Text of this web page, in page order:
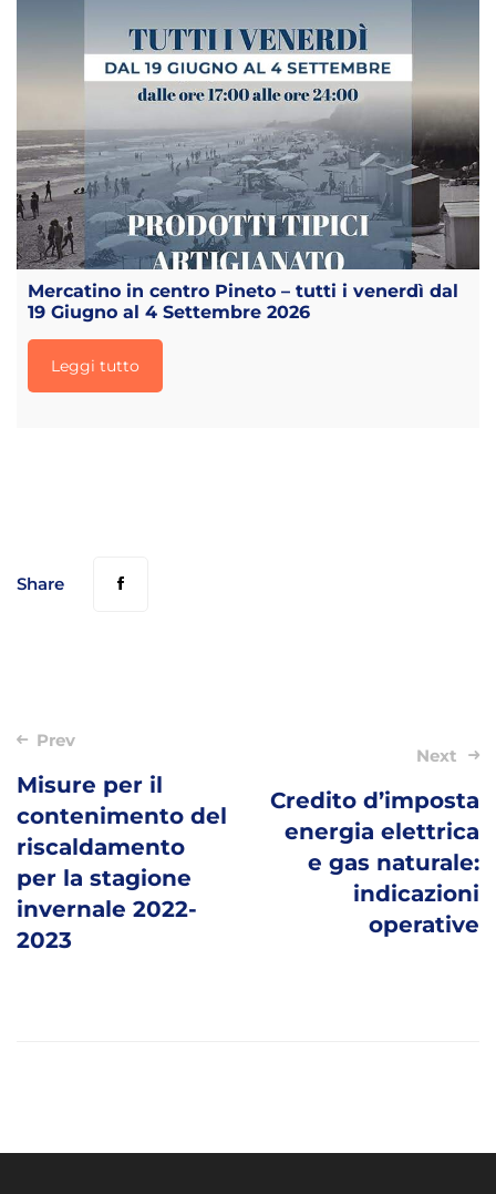
Mercatino in centro Pineto – tutti i venerdì dal
19 Giugno al 4 Settembre 2026
Leggi tutto
Share
Post
navigation
Prev
Misure per il
contenimento del
riscaldamento
per la stagione
invernale 2022-
2023
Next
Credito d’imposta
energia elettrica
e gas naturale:
indicazioni
operative